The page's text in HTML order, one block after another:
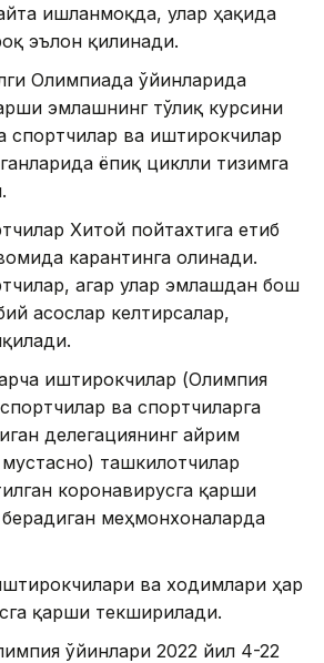
ишланмоқда, улар ҳақида
эълон қилинади.
Олимпиада ўйинларида
эмлашнинг тўлиқ курсини
спортчилар ва иштирокчилар
ёпиқ циклли тизимга
Хитой пойтахтига етиб
карантинга олинади.
агар улар эмлашдан бош
асослар келтирсалар,
иштирокчилар (Олимпия
ва спортчиларга
делегациянинг айрим
ташкилотчилар
коронавирусга қарши
меҳмонхоналарда
ва ходимлари ҳар
қарши текширилади.
ўйинлари 2022 йил 4-22